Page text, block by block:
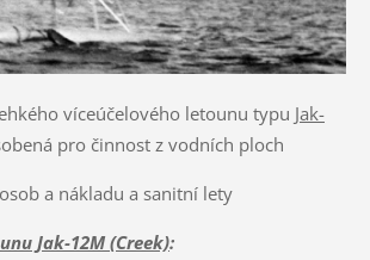
víceúčelového letounu typu Jak-
pro činnost z vodních ploch
a nákladu a sanitní lety
Jak-12M (Creek):